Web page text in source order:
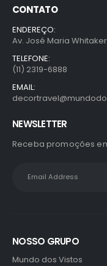
CONTATO
ENDEREÇO:
Av. José Maria
TELEFONE:
(11) 2319-6888
EMAIL:
NEWSLETTER
Receba promoções
NOSSO GRUPO
Mundo dos Vistos